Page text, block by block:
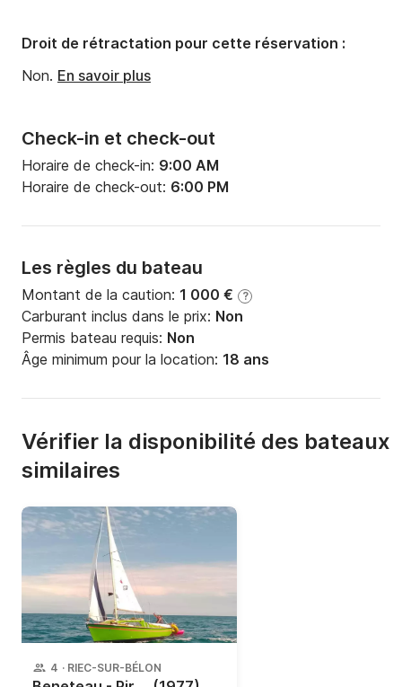
Puissance moteur:6cv
Check-in et check-out
Horaire de check-in: 9:00 AM
Horaire de check-out: 6:00 PM
Les règles du bateau
Montant de la caution: 1 000 € ?
Carburant inclus dans le prix: Non
Permis bateau requis: Non
Âge minimum pour la location: 18 ans
Droit de rétractation pour cette réservation :
Non. En savoir plus
Vérifier la disponibilité des bateaux
similaires
4 · RIEC-SUR-BÉLON